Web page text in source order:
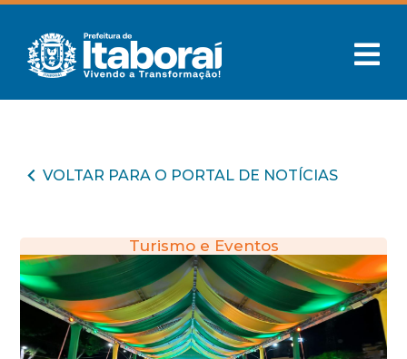
VOLTAR PARA O PORTAL DE NOTÍCIAS
Turismo e Eventos